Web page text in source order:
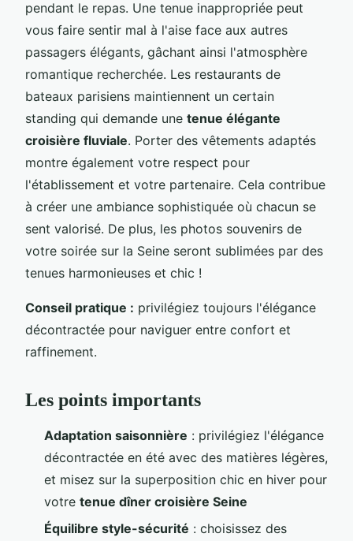
pendant le repas. Une tenue inappropriée peut
vous faire sentir mal à l'aise face aux autres
passagers élégants, gâchant ainsi l'atmosphère
romantique recherchée. Les restaurants de
bateaux parisiens maintiennent un certain
standing qui demande une tenue élégante
croisière fluviale. Porter des vêtements adaptés
montre également votre respect pour
l'établissement et votre partenaire. Cela contribue
à créer une ambiance sophistiquée où chacun se
sent valorisé. De plus, les photos souvenirs de
votre soirée sur la Seine seront sublimées par des
tenues harmonieuses et chic !
Conseil pratique : privilégiez toujours l'élégance
décontractée pour naviguer entre confort et
raffinement.
Les points importants
Adaptation saisonnière : privilégiez l'élégance
décontractée en été avec des matières légères,
et misez sur la superposition chic en hiver pour
votre tenue dîner croisière Seine
Équilibre style-sécurité : choisissez des